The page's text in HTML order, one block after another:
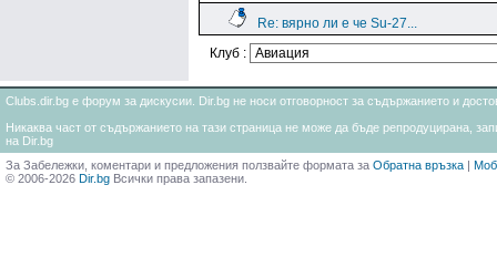
Re: вярно ли е че Su-27...
Клуб :
Clubs.dir.bg е форум за дискусии. Dir.bg не носи отговорност за съдържанието и
Никаква част от съдържанието на тази страница не може да бъде репродуцирана,
на Dir.bg
За Забележки, коментари и предложения ползвайте формата за Обратна връзка |
© 2006-2026 Dir.bg Всички права запазени.